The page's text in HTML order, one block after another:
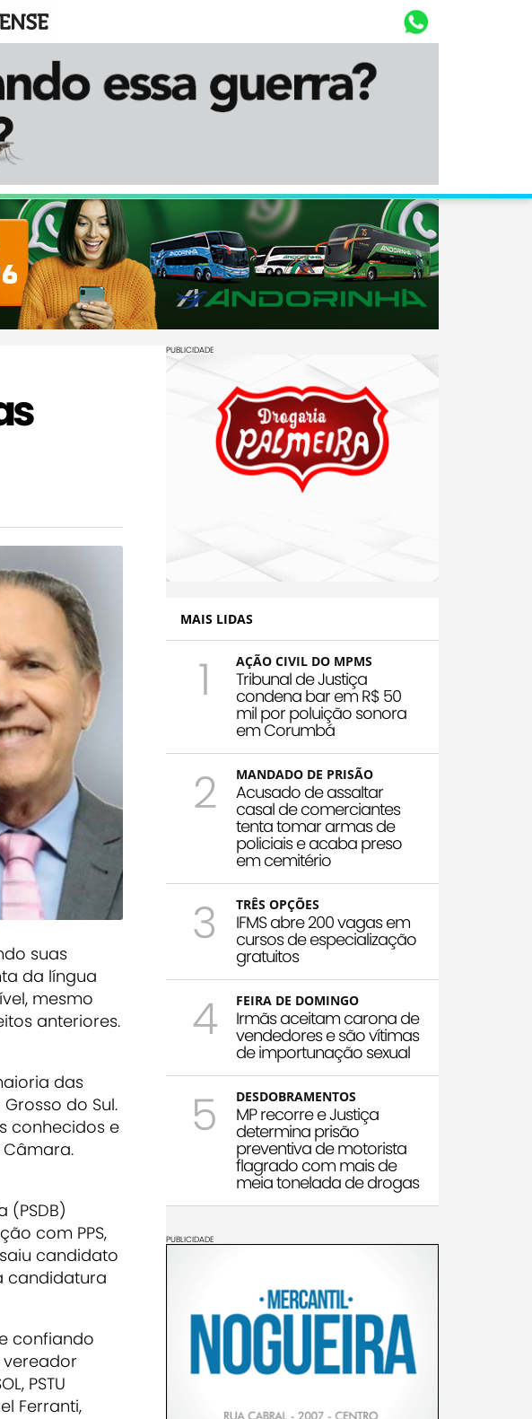
Diário Corumbaense
suas
da língua
mesmo
anteriores.
das
do Sul.
conhecidos e
com PPS,
candidato
candidatura
confiando
PSTU
Ferranti,
PUBLICIDADE
MAIS LIDAS
1 AÇÃO CIVIL DO MPMS
Tribunal de Justiça
condena bar em R$ 50
mil por poluição sonora
em Corumbá
2 MANDADO DE PRISÃO
Acusado de assaltar
casal de comerciantes
tenta tomar armas de
policiais e acaba preso
em cemitério
3 TRÊS OPÇÕES
IFMS abre 200 vagas em
cursos de especialização
gratuitos
4 FEIRA DE DOMINGO
Irmãs aceitam carona de
vendedores e são vítimas
de importunação sexual
5 DESDOBRAMENTOS
MP recorre e Justiça
determina prisão
preventiva de motorista
flagrado com mais de
meia tonelada de drogas
PUBLICIDADE